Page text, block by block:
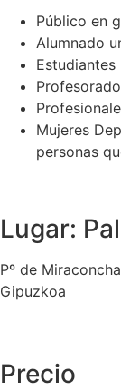
Público en
Alumnado
Profesorado
Mujeres
personas
Lugar:
Pº de
Gipuzkoa
Precio